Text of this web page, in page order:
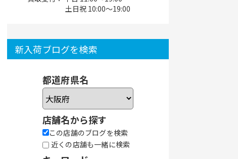
土日祝 10:00～19:00
新入荷ブログを検索
都道府県名
店舗名から探す
この店舗のブログを検索
近くの店舗も一緒に検索